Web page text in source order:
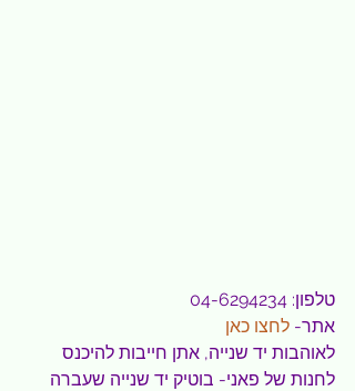
טלפון: 04-6294234
אתר- לחצו כאן
לאוהבות יד שנייה, אתן חייבות להיכנס
לחנות של פאני- בוטיק יד שנייה שעברה